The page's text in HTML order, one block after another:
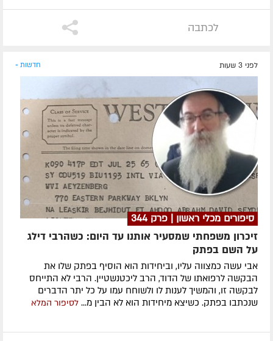
לכתבה
לפני 3 שעות חדשות »
סיפורים מכלי ראשון | פרק 344
זיכרון משפחתי שמסעיר אותנו עד היום: כשהרבי דילג
על השם בפתק
אבי עשה כמצווה עליו, וביחידות הוא הוסיף בפתק שלו את
הבקשה לרפואתו של הדוד, הרב ליכטנשטיין. הרבי לא התייחס
לבקשה זו, והמשיך לענות לו ולשוחח עמו על כל יתר הדברים
שנכתבו בפתק. כשיצא מיחידות הוא לא הבין מ... לסיפור המלא